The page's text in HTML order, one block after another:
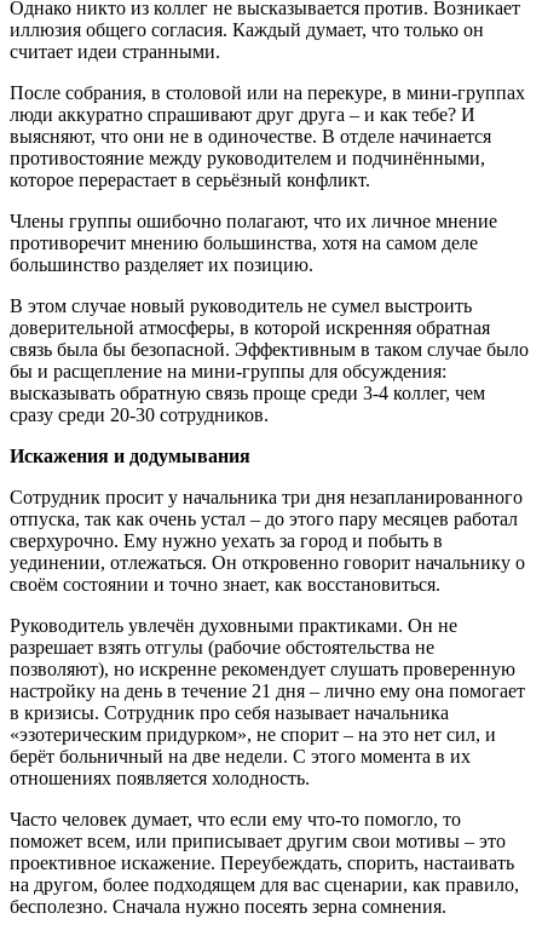
Однако никто из коллег не высказывается против. Возникает
иллюзия общего согласия. Каждый думает, что только он
считает идеи странными.
После собрания, в столовой или на перекуре, в мини-группах
люди аккуратно спрашивают друг друга – и как тебе? И
выясняют, что они не в одиночестве. В отделе начинается
противостояние между руководителем и подчинёнными,
которое перерастает в серьёзный конфликт.
Члены группы ошибочно полагают, что их личное мнение
противоречит мнению большинства, хотя на самом деле
большинство разделяет их позицию.
В этом случае новый руководитель не сумел выстроить
доверительной атмосферы, в которой искренняя обратная
связь была бы безопасной. Эффективным в таком случае было
бы и расщепление на мини-группы для обсуждения:
высказывать обратную связь проще среди 3-4 коллег, чем
сразу среди 20-30 сотрудников.
Искажения и додумывания
Сотрудник просит у начальника три дня незапланированного
отпуска, так как очень устал – до этого пару месяцев работал
сверхурочно. Ему нужно уехать за город и побыть в
уединении, отлежаться. Он откровенно говорит начальнику о
своём состоянии и точно знает, как восстановиться.
Руководитель увлечён духовными практиками. Он не
разрешает взять отгулы (рабочие обстоятельства не
позволяют), но искренне рекомендует слушать проверенную
настройку на день в течение 21 дня – лично ему она помогает
в кризисы. Сотрудник про себя называет начальника
«эзотерическим придурком», не спорит – на это нет сил, и
берёт больничный на две недели. С этого момента в их
отношениях появляется холодность.
Часто человек думает, что если ему что-то помогло, то
поможет всем, или приписывает другим свои мотивы – это
проективное искажение. Переубеждать, спорить, настаивать
на другом, более подходящем для вас сценарии, как правило,
бесполезно. Сначала нужно посеять зерна сомнения.